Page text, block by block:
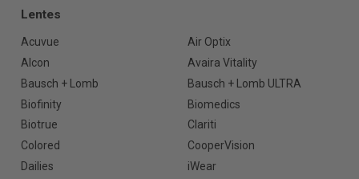
Lentes
Acuvue
Air Optix
Alcon
Avaira Vitality
Bausch + Lomb
Bausch + Lomb ULTRA
Biofinity
Biomedics
Biotrue
Clariti
Colored
CooperVision
Dailies
iWear